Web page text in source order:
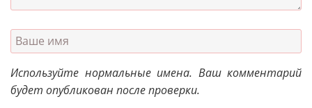
Используйте нормальные имена. Ваш комментарий
будет опубликован после проверки.